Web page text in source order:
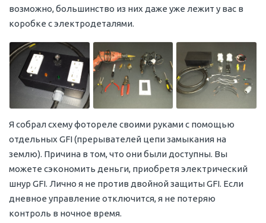
возможно, большинство из них даже уже лежит у вас в
коробке с электродеталями.
Я собрал схему фотореле своими руками с помощью
отдельных GFI (прерывателей цепи замыкания на
землю). Причина в том, что они были доступны. Вы
можете сэкономить деньги, приобретя электрический
шнур GFI. Лично я не против двойной защиты GFI. Если
дневное управление отключится, я не потеряю
контроль в ночное время.